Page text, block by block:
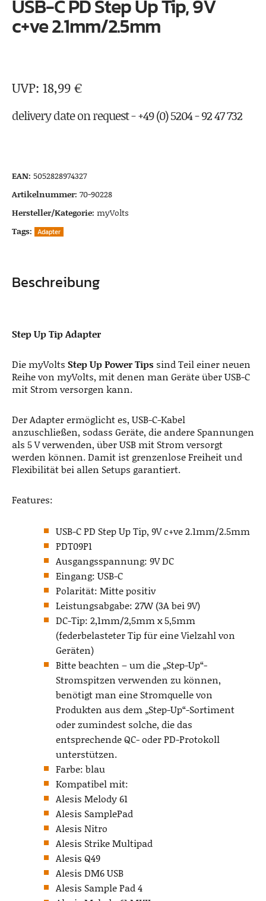
USB-C PD Step Up Tip, 9V
c+ve 2.1mm/2.5mm
18,99€
delivery date on request - +49 (0) 5204 - 92 47 732
EAN: 5052828974327
Artikelnummer: 70-90228
Hersteller/Kategorie: myVolts
Tags:
Adapter
Beschreibung
Step Up Tip Adapter
Die myVolts Step Up Power Tips sind Teil einer neuen
Reihe von myVolts, mit denen man Geräte über USB-C
mit Strom versorgen kann.
Der Adapter ermöglicht es, USB-C-Kabel
anzuschließen, sodass Geräte, die andere Spannungen
als 5 V verwenden, über USB mit Strom versorgt
werden können. Damit ist grenzenlose Freiheit und
Flexibilität bei allen Setups garantiert.
Features:
USB-C PD Step Up Tip, 9V c+ve 2.1mm/2.5mm
PDT09P1
Ausgangsspannung: 9V DC
Eingang: USB-C
Polarität: Mitte positiv
Leistungsabgabe: 27W (3A bei 9V)
DC-Tip: 2,1mm/2,5mm x 5,5mm
(federbelasteter Tip für eine Vielzahl von
Geräten)
Bitte beachten – um die „Step-Up“-
Stromspitzen verwenden zu können,
benötigt man eine Stromquelle von
Produkten aus dem „Step-Up“-Sortiment
oder zumindest solche, die das
entsprechende QC- oder PD-Protokoll
unterstützen.
Farbe: blau
Kompatibel mit:
Alesis Melody 61
Alesis SamplePad
Alesis Nitro
Alesis Strike Multipad
Alesis Q49
Alesis DM6 USB
Alesis Sample Pad 4